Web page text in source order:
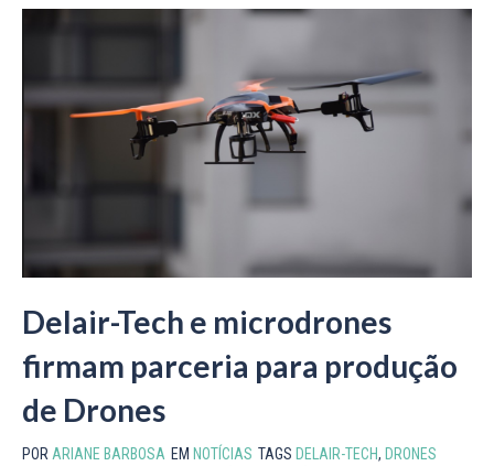
Delair-Tech e microdrones
firmam parceria para produção
de Drones
PORARIANE BARBOSA EM NOTÍCIAS TAGS DELAIR-TECH, DRONES